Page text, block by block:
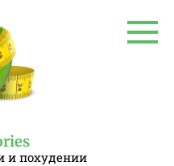
и похудении